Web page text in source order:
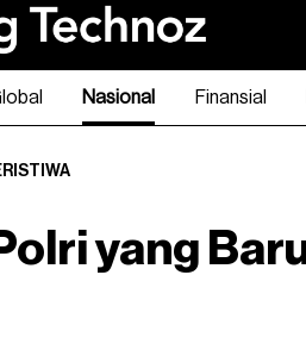
Nasional Finansial
yang